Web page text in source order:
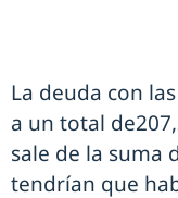
La deuda con
a un total
sale de la suma
tendrían que